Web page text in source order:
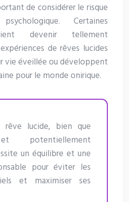
de considérer le risque
Certaines
devenir tellement
de rêves lucides
vie éveillée ou développent
pour le monde onirique.
rêve lucide, bien que
potentiellement
un équilibre et une
pour éviter les
et maximiser ses